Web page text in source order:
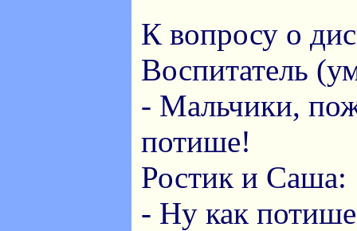
К вопросу о
Воспитатель
- Мальчики,
потише!
Ростик и Саша:
- Ну как